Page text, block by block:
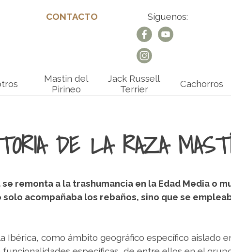
Mastin del
Pirineo
Jack Russell
Terrier
Cachorros
CONTACTO Síguenos:
DE LA RAZA
remonta a la trashumancia en la Edad Media o
acompañaba los rebaños, sino que se
Ibérica, como ámbito geográfico específico aislado